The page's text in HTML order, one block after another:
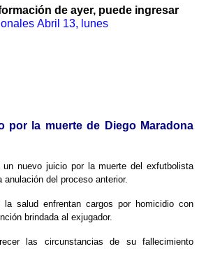
de ayer, puede ingresar
Abril 13, lunes
por la muerte de Diego Maradona
un nuevo juicio por la muerte del exfutbolista
anulación del proceso anterior.
la salud enfrentan cargos por homicidio con
brindada al exjugador.
las circunstancias de su fallecimiento